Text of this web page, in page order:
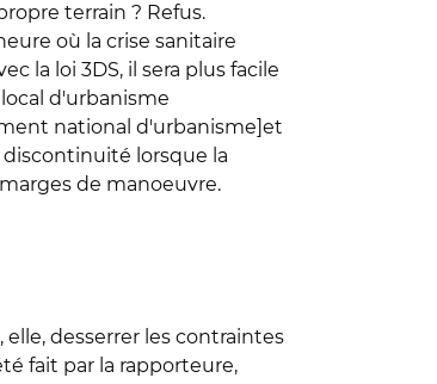
terrain ? Refus.
où la crise sanitaire
la loi 3DS, il sera plus facile
d'urbanisme
national d'urbanisme]et
lorsque la
de manoeuvre.
desserrer les contraintes
fait par la rapporteure,